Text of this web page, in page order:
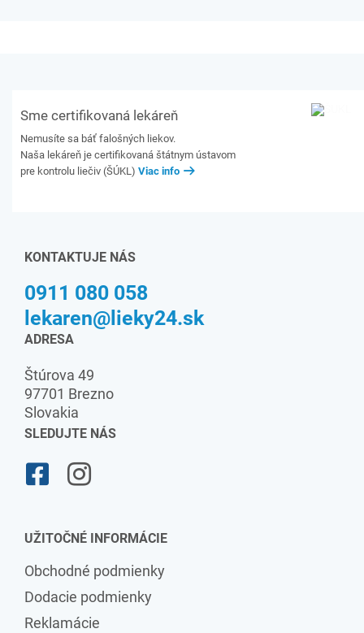
Sme certifikovaná lekáreň
Nemusíte sa báť falošných liekov.
Naša lekáreň je certifikovaná štátnym ústavom
pre kontrolu liečiv (ŠÚKL) Viac info
KONTAKTUJE NÁS
0911 080 058
lekaren@lieky24.sk
ADRESA
Štúrova 49
97701 Brezno
Slovakia
SLEDUJTE NÁS
UŽITOČNÉ INFORMÁCIE
Obchodné podmienky
Dodacie podmienky
Reklamácie